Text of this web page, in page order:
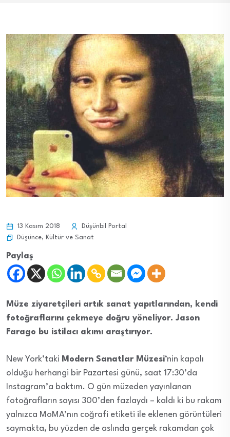
13 Kasım 2018
Düşünbil Portal
Düşünce, Kültür ve Sanat
Paylaş
Müze ziyaretçileri artık sanat yapıtlarından, kendi
fotoğraflarını çekmeye doğru yöneliyor. Jason
Farago bu istilacı akımı araştırıyor.
New York’taki Modern Sanatlar Müzesi‘nin kapalı
olduğu herhangi bir Pazartesi günü, saat 17:30’da
Instagram’a baktım. O gün müzeden yayınlanan
fotoğrafların sayısı 300’den fazlaydı – kaldı ki bu rakam
yalnızca MoMA’nın coğrafi etiketi ile eklenen görüntüleri
saymakta, bu yüzden de aslında gerçek rakamdan çok